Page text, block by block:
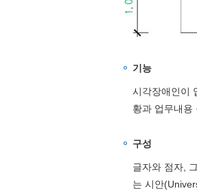
기능
시각장애인이
황과 업무내용
구성
글자와 점자,
는 시안